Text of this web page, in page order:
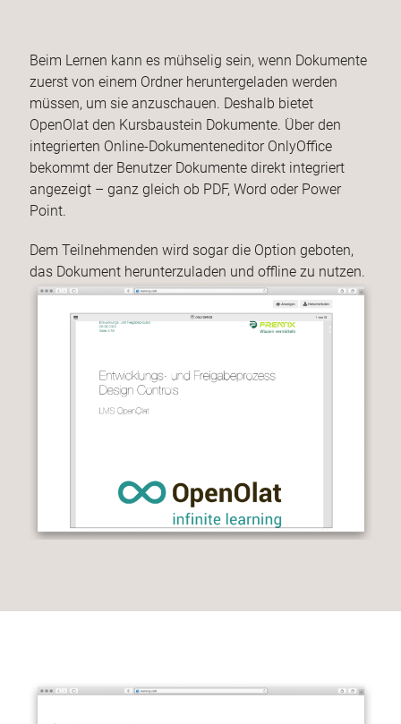
Beim Lernen kann es mühselig sein, wenn Dokumente
zuerst von einem Ordner heruntergeladen werden
müssen, um sie anzuschauen. Deshalb bietet
OpenOlat den Kursbaustein Dokumente. Über den
integrierten Online-Dokumenteneditor OnlyOffice
bekommt der Benutzer Dokumente direkt integriert
angezeigt – ganz gleich ob PDF, Word oder Power
Point.
Dem Teilnehmenden wird sogar die Option geboten,
das Dokument herunterzuladen und offline zu nutzen.